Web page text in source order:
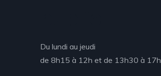
Du lundi au jeudi
de 8h15 à 12h et de 13h30 à 17h